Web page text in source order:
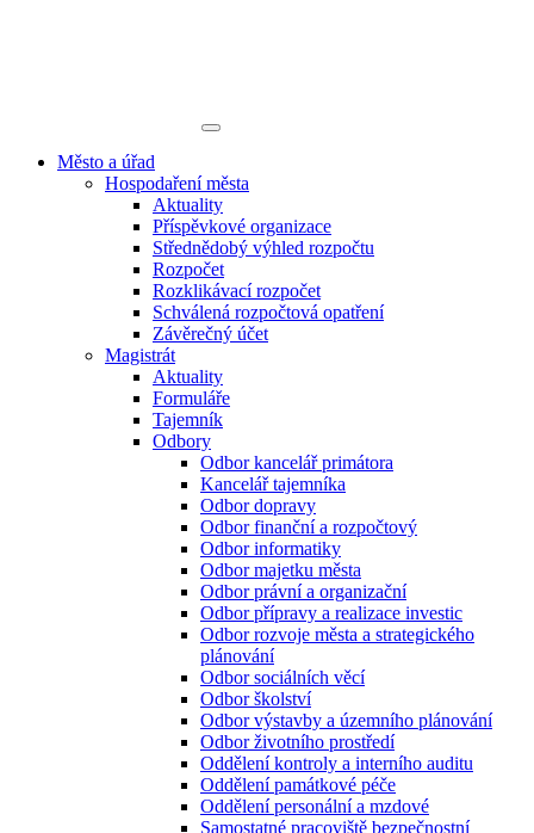
Město a úřad
Hospodaření města
Aktuality
Příspěvkové organizace
Střednědobý výhled rozpočtu
Rozpočet
Rozklikávací rozpočet
Schválená rozpočtová opatření
Závěrečný účet
Magistrát
Aktuality
Formuláře
Tajemník
Odbory
Odbor kancelář primátora
Kancelář tajemníka
Odbor dopravy
Odbor finanční a rozpočtový
Odbor informatiky
Odbor majetku města
Odbor právní a organizační
Odbor přípravy a realizace investic
Odbor rozvoje města a strategického
plánování
Odbor sociálních věcí
Odbor školství
Odbor výstavby a územního plánování
Odbor životního prostředí
Oddělení kontroly a interního auditu
Oddělení památkové péče
Oddělení personální a mzdové
Samostatné pracoviště bezpečnostní